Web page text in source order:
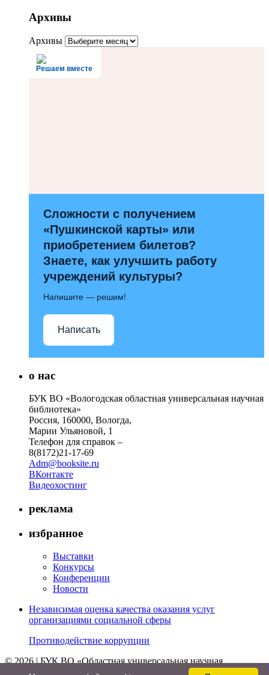
Архивы
Архивы
Решаем вместе
Сложности с получением
«Пушкинской карты» или
приобретением билетов?
Знаете, как улучшить работу
учреждений культуры?
Напишите — решим!
Написать
о нас
БУК ВО «Вологодская областная универсальная научная
библиотека»
Россия, 160000, Вологда,
Марии Ульяновой, 1
Телефон для справок –
8(8172)21-17-69
Adm@booksite.ru
ВКонтакте
Видеохостинг
реклама
избранное
Выставки
Конкурсы
Конференции
Новости
Независимая оценка качества оказания услуг
организациями социальной сферы
Противодействие коррупции
© 2026 | БУК ВО «Областная универсальная научная
библиотека»